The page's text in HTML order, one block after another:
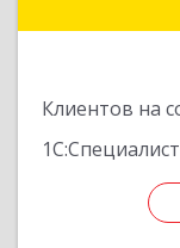
Клиентов на
1С:Специалист